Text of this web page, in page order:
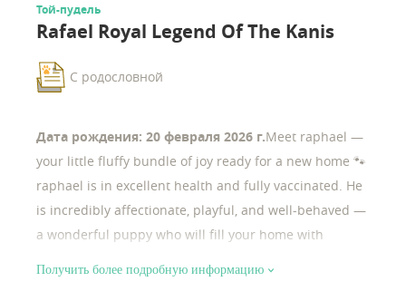
Той-пудель
Rafael Royal Legend Of The Kanis
С родословной
Дата рождения: 20 февраля 2026 г.Meet raphael —
your little fluffy bundle of joy ready for a new home 🐾
raphael is in excellent health and fully vaccinated. He
is incredibly affectionate, playful, and well-behaved —
a wonderful puppy who will fill your home with
Получить более подробную информацию